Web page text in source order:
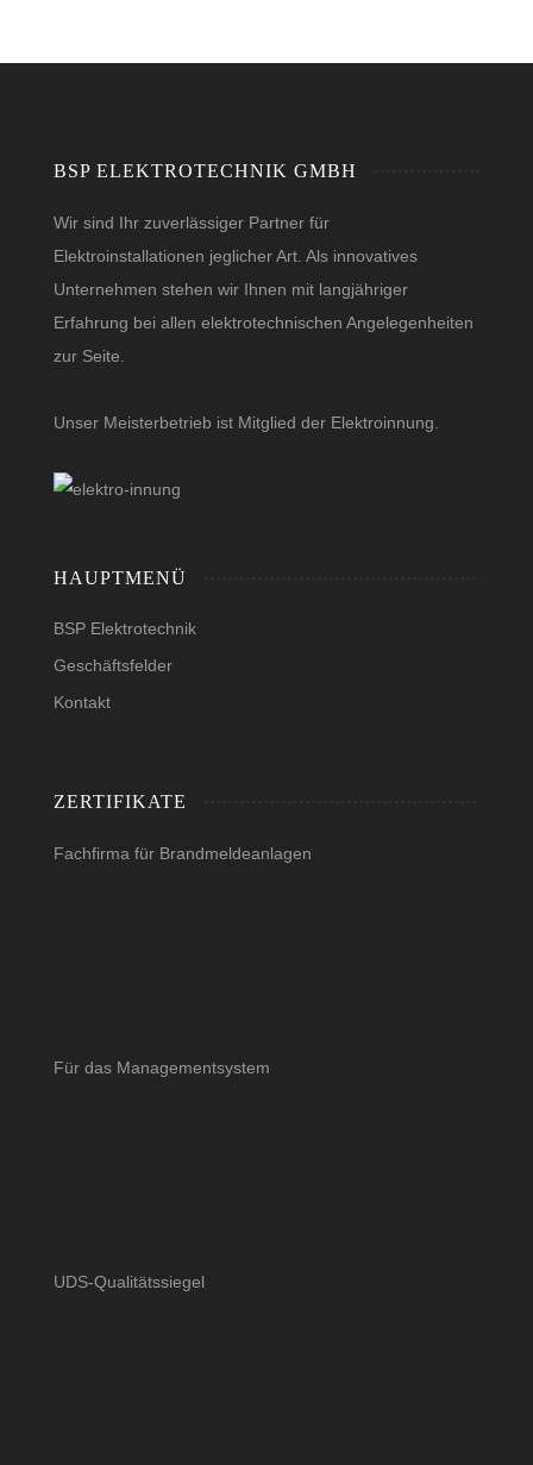
BSP ELEKTROTECHNIK GMBH
Wir sind Ihr zuverlässiger Partner für
Elektroinstallationen jeglicher Art. Als innovatives
Unternehmen stehen wir Ihnen mit langjähriger
Erfahrung bei allen elektrotechnischen Angelegenheiten
zur Seite.
Unser Meisterbetrieb ist Mitglied der Elektroinnung.
HAUPTMENÜ
BSP Elektrotechnik
Geschäftsfelder
Kontakt
ZERTIFIKATE
Fachfirma für Brandmeldeanlagen
Für das Managementsystem
UDS-Qualitätssiegel